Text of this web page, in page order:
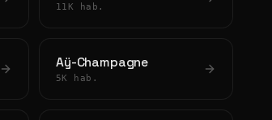
11K hab.
Aÿ-Champagne
5K hab.